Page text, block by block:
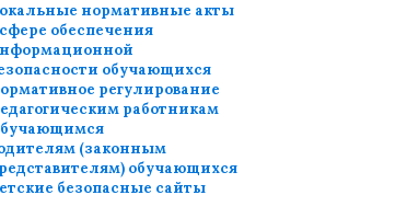
нормативные акты
обеспечения
обучающихся
регулирование
работникам
(законным
обучающихся
безопасные сайты